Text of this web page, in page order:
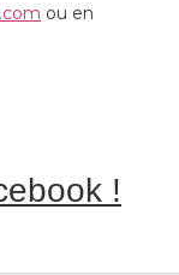
ou en
!